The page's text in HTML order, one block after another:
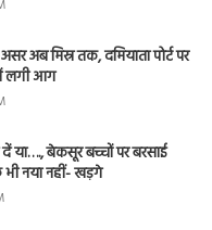
अब मिस्र तक, दमियाता पोर्ट पर
लगी आग
या…., बेकसूर बच्चों पर बरसाई
नया नहीं- खड़गे